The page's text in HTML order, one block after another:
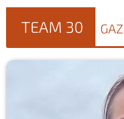
TEAM 30